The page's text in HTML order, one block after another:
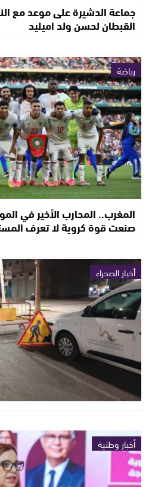
جماعة الدشيرة على موعد مع
القبطان لحسن ولد اميليد
رياضة
المغرب.. المحارب الأخير في
صنعت قوة كروية لا تعرف
أخبار الصحراء
أخبار وطنية